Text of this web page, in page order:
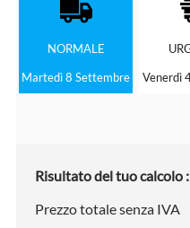
NORMALE
Martedì 8 Settembre
Venerdì
Risultato del tuo calcolo :
Prezzo totale senza IVA